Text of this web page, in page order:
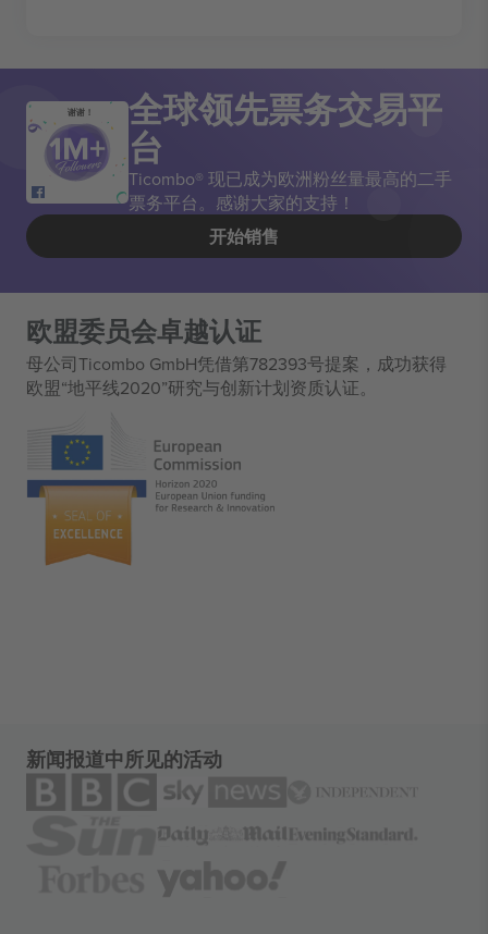
谢谢！ 全球领先票务交易平
台
Ticombo® 现已成为欧洲粉丝量最高的二手
票务平台。感谢大家的支持！
开始销售
欧盟委员会卓越认证
母公司Ticombo GmbH凭借第782393号提案，成功获得
欧盟“地平线2020”研究与创新计划资质认证。
新闻报道中所见的活动